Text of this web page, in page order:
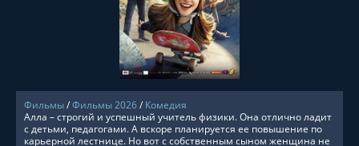
СМОТРЕТЬ ОНЛАЙН
Фильмы/Фильмы 2026/ Комедия
Алла – строгий и успешный учитель физики. Она отлично ладит
с детьми, педагогами. А вскоре планируется ее повышение по
карьерной лестнице. Но вот с собственным сыном женщина не